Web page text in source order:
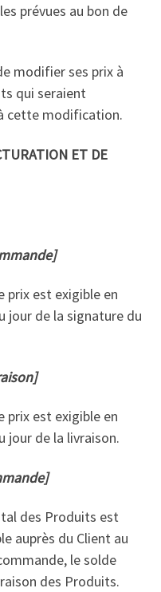
prévues au bon de
modifier ses prix à
qui seraient
cette modification.
ET DE
prix est exigible en
de la signature du
prix est exigible en
de la livraison.
des Produits est
auprès du Client au
le solde
des Produits.